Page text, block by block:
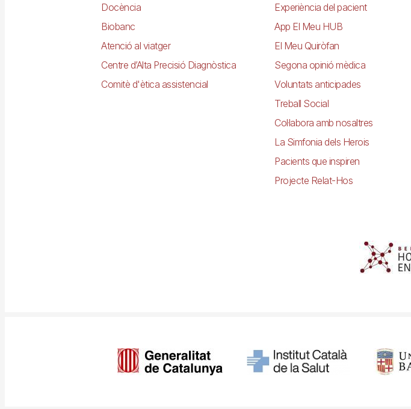
Docència
Biobanc
Atenció al viatger
Centre d’Alta Precisió Diagnòstica
Comitè d'ètica assistencial
Experiència del pacient
App El Meu HUB
El Meu Quiròfan
Segona opinió mèdica
Voluntats anticipades
Treball Social
Col·labora amb nosaltres
La Simfonia dels Herois
Pacients que inspiren
Projecte Relat-Hos